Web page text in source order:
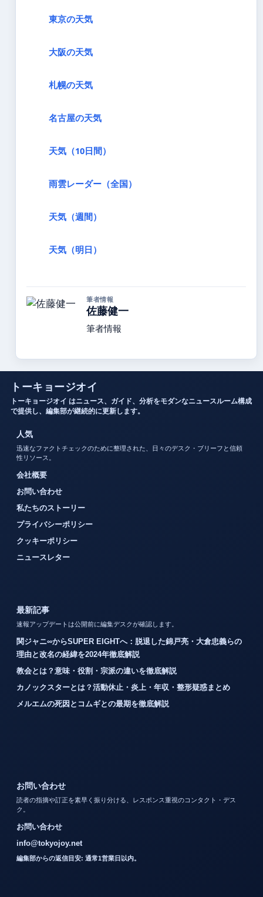
東京の天気
大阪の天気
札幌の天気
名古屋の天気
天気（10日間）
雨雲レーダー（全国）
天気（週間）
天気（明日）
筆者情報
佐藤健一
筆者情報
トーキョージオイ
トーキョージオイ はニュース、ガイド、分析をモダンなニュースルーム構成
で提供し、編集部が継続的に更新します。
人気
迅速なファクトチェックのために整理された、日々のデスク・ブリーフと信頼
性リソース。
会社概要
お問い合わせ
私たちのストーリー
プライバシーポリシー
クッキーポリシー
ニュースレター
最新記事
速報アップデートは公開前に編集デスクが確認します。
関ジャニ∞からSUPER EIGHTへ：脱退した錦戸亮・大倉忠義らの
理由と改名の経緯を2024年徹底解説
教会とは？意味・役割・宗派の違いを徹底解説
カノックスターとは？活動休止・炎上・年収・整形疑惑まとめ
メルエムの死因とコムギとの最期を徹底解説
お問い合わせ
読者の指摘や訂正を素早く振り分ける、レスポンス重視のコンタクト・デス
ク。
お問い合わせ
info@tokyojoy.net
編集部からの返信目安: 通常1営業日以内。